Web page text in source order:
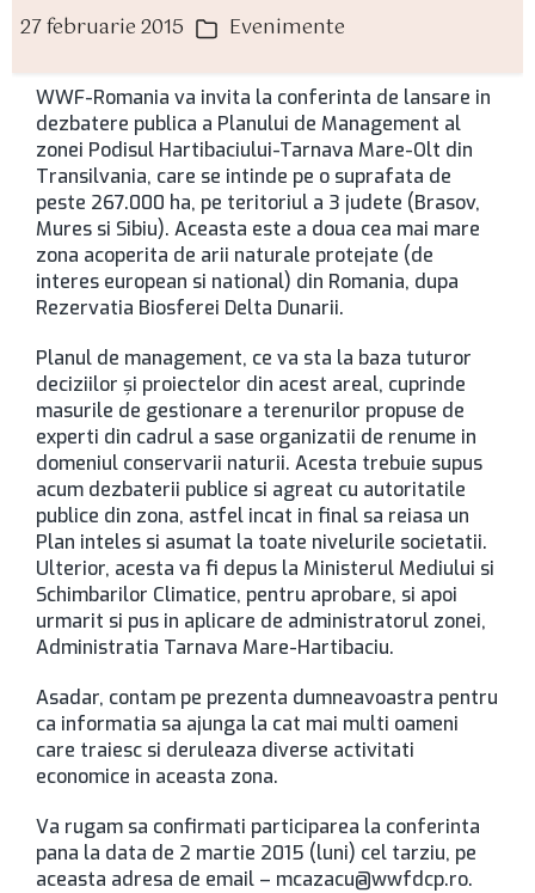
27 februarie 2015 Categorii
Evenimente
WWF-Romania va invita la conferinta de lansare in
dezbatere publica a Planului de Management al
zonei Podisul Hartibaciului-Tarnava Mare-Olt din
Transilvania, care se intinde pe o suprafata de
peste 267.000 ha, pe teritoriul a 3 judete (Brasov,
Mures si Sibiu). Aceasta este a doua cea mai mare
zona acoperita de arii naturale protejate (de
interes european si national) din Romania, dupa
Rezervatia Biosferei Delta Dunarii.
Planul de management, ce va sta la baza tuturor
deciziilor și proiectelor din acest areal, cuprinde
masurile de gestionare a terenurilor propuse de
experti din cadrul a sase organizatii de renume in
domeniul conservarii naturii. Acesta trebuie supus
acum dezbaterii publice si agreat cu autoritatile
publice din zona, astfel incat in final sa reiasa un
Plan inteles si asumat la toate nivelurile societatii.
Ulterior, acesta va fi depus la Ministerul Mediului si
Schimbarilor Climatice, pentru aprobare, si apoi
urmarit si pus in aplicare de administratorul zonei,
Administratia Tarnava Mare-Hartibaciu.
Asadar, contam pe prezenta dumneavoastra pentru
ca informatia sa ajunga la cat mai multi oameni
care traiesc si deruleaza diverse activitati
economice in aceasta zona.
Va rugam sa confirmati participarea la conferinta
pana la data de 2 martie 2015 (luni) cel tarziu, pe
aceasta adresa de email – mcazacu@wwfdcp.ro.